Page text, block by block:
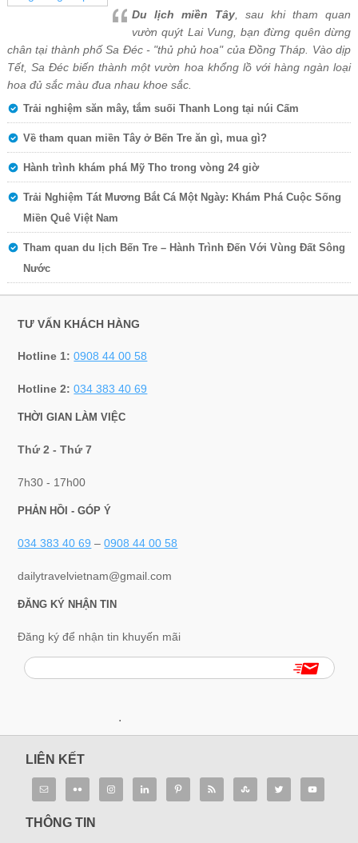
Du lịch miền Tây , sau khi tham quan
vườn quýt Lai Vung, bạn đừng quên dừng
chân tại thành phố Sa Đéc - "thủ phủ hoa" của Đồng Tháp. Vào dịp
Tết, Sa Đéc biến thành một vườn hoa khổng lồ với hàng ngàn loại
hoa đủ sắc màu đua nhau khoe sắc.
Trải nghiệm săn mây, tắm suối Thanh Long tại núi Cấm
Về tham quan miền Tây ở Bến Tre ăn gì, mua gì?
Hành trình khám phá Mỹ Tho trong vòng 24 giờ
Trải Nghiệm Tát Mương Bắt Cá Một Ngày: Khám Phá Cuộc Sống
Miền Quê Việt Nam
Tham quan du lịch Bến Tre – Hành Trình Đến Với Vùng Đất Sông
Nước
TƯ VẤN KHÁCH HÀNG
Hotline 1:0908 44 00 58
Hotline 2:034 383 40 69
THỜI GIAN LÀM VIỆC
Thứ 2 - Thứ 7
7h30 - 17h00
PHẢN HỒI - GÓP Ý
034 383 40 69 –0908 44 00 58
dailytravelvietnam@gmail.com
ĐĂNG KÝ NHẬN TIN
Đăng ký để nhận tin khuyến mãi
.
LIÊN KẾT
THÔNG TIN